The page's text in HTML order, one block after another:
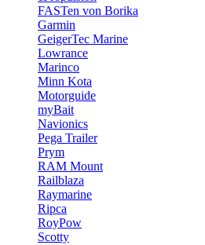
FASTen von Borika
Garmin
GeigerTec Marine
Lowrance
Marinco
Minn Kota
Motorguide
myBait
Navionics
Pega Trailer
Prym
RAM Mount
Railblaza
Raymarine
Ripca
RoyPow
Scotty